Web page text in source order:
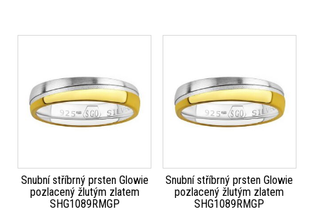
Snubní stříbrný prsten Glowie
pozlacený žlutým zlatem
SHG1089RMGP
Snubní stříbrný prsten Glowie
pozlacený žlutým zlatem
SHG1089RMGP